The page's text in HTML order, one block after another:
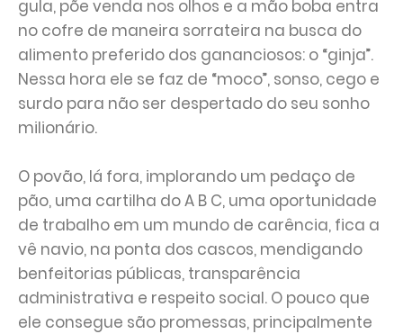
gula, põe venda nos olhos e a mão boba entra
no cofre de maneira sorrateira na busca do
alimento preferido dos gananciosos: o “ginja”.
Nessa hora ele se faz de “moco”, sonso, cego e
surdo para não ser despertado do seu sonho
milionário.
O povão, lá fora, implorando um pedaço de
pão, uma cartilha do A B C, uma oportunidade
de trabalho em um mundo de carência, fica a
vê navio, na ponta dos cascos, mendigando
benfeitorias públicas, transparência
administrativa e respeito social. O pouco que
ele consegue são promessas, principalmente